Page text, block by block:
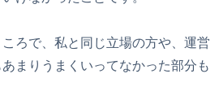
ろで、私と同じ立場の方や、運営
まりうまくいってなかった部分も